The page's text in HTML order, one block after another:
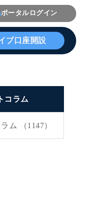
ポータルログイン
ブ口座開設
コラム
ム （1147）